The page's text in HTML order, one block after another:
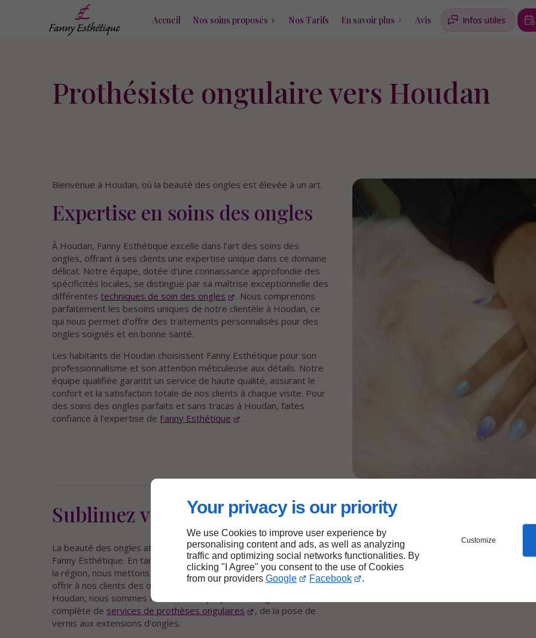
Your privacy is our priority
We use Cookies to improve user experience by
personalising content and ads, as well as analyzing
traffic and optimizing social networks functionalities. By
clicking "I Agree" you consent to the use of Cookies
from our providers Google Facebook .
Customize
Accueil Nos soins proposés Nos Tarifs En savoir plus Avis Infos utiles
Prothésiste ongulaire vers Houdan
Bienvenue à Houdan, où la beauté des ongles est élevée à un art.
Expertise en soins des ongles
À Houdan, Fanny Esthétique excelle dans l'art des soins des
ongles, offrant à ses clients une expertise unique dans ce domaine
délicat. Notre équipe, dotée d'une connaissance approfondie des
spécificités locales, se distingue par sa maîtrise exceptionnelle des
différentestechniques de soin des ongles
. Nous comprenons
parfaitement les besoins uniques de notre clientèle à Houdan, ce
qui nous permet d'offrir des traitements personnalisés pour des
ongles soignés et en bonne santé.
Les habitants de Houdan choisissent Fanny Esthétique pour son
professionnalisme et son attention méticuleuse aux détails. Notre
équipe qualifiée garantit un service de haute qualité, assurant le
confort et la satisfaction totale de nos clients à chaque visite. Pour
des soins des ongles parfaits et sans tracas à Houdan, faites
confiance à l'expertise de Fanny Esthétique .
Sublimez vos ongles à Houdan
La beauté des ongles atteint des sommets à Houdan grâce à
Fanny Esthétique. En tant que prothésiste ongulaire de renom dans
la région, nous mettons en avant la créativité et le savoir-faire pour
offrir à nos clients des ongles magnifiquement entretenus. À
Houdan, nous sommes fiers de vous proposer une gamme
complète de services de prothèses ongulaires
, de la pose de
vernis aux extensions d'ongles.